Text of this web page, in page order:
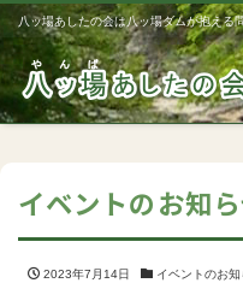
八ッ場あしたの会は八ッ場ダムが抱える
イベントのお知
2023年7月14日 イベントのお知